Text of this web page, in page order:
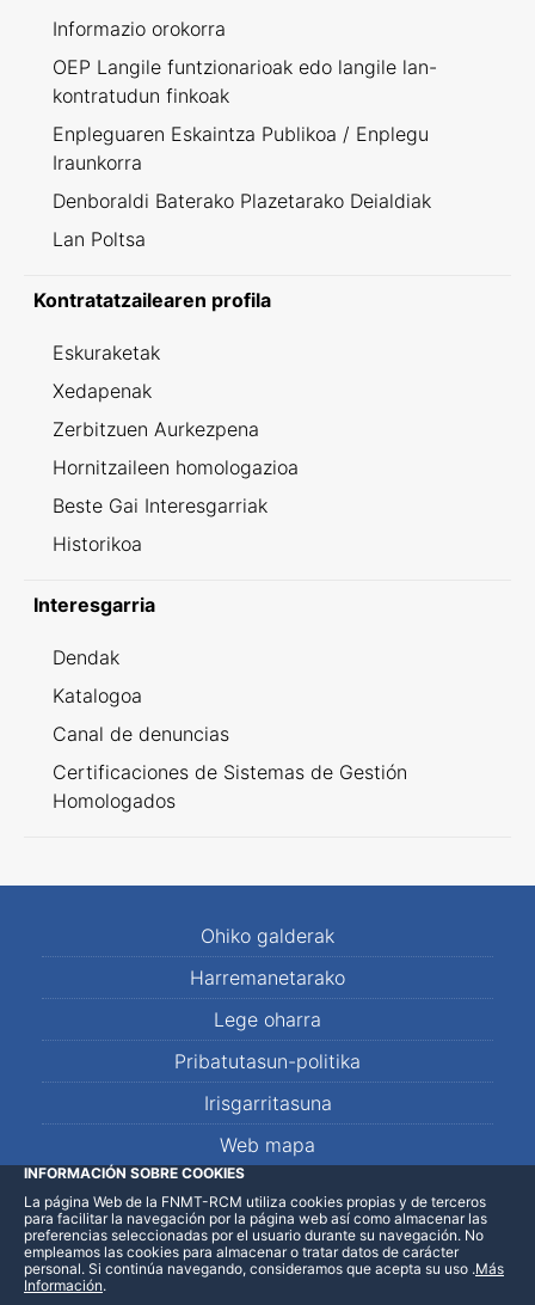
Informazio orokorra
OEP Langile funtzionarioak edo langile lan-
kontratudun finkoak
Enpleguaren Eskaintza Publikoa / Enplegu
Iraunkorra
Denboraldi Baterako Plazetarako Deialdiak
Lan Poltsa
Kontratatzailearen profila
Eskuraketak
Xedapenak
Zerbitzuen Aurkezpena
Hornitzaileen homologazioa
Beste Gai Interesgarriak
Historikoa
Interesgarria
Dendak
Katalogoa
Canal de denuncias
Certificaciones de Sistemas de Gestión
Homologados
Ohiko galderak
Harremanetarako
Lege oharra
Pribatutasun-politika
Irisgarritasuna
Web mapa
LinkedInFacebookWhatsApp
INFORMACIÓN SOBRE COOKIES
La página Web de la FNMT-RCM utiliza cookies propias y de terceros
para facilitar la navegación por la página web así como almacenar las
preferencias seleccionadas por el usuario durante su navegación. No
empleamos las cookies para almacenar o tratar datos de carácter
personal. Si continúa navegando, consideramos que acepta su uso .Más
Información.